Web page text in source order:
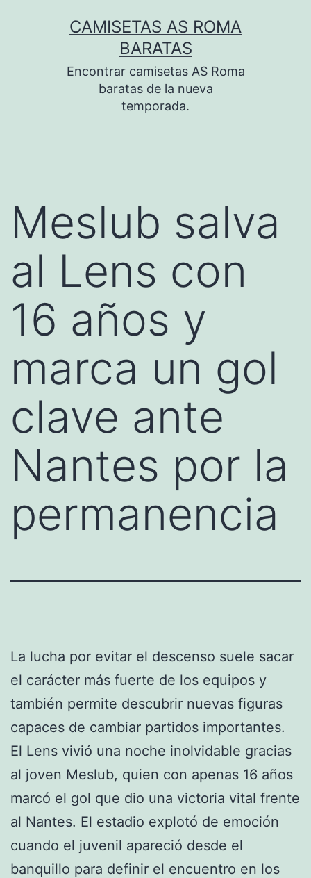
CAMISETAS AS ROMA
BARATAS
Encontrar camisetas AS Roma
baratas de la nueva
temporada.
Meslub salva
al Lens con
16 años y
marca un gol
clave ante
Nantes por la
permanencia
La lucha por evitar el descenso suele sacar
el carácter más fuerte de los equipos y
también permite descubrir nuevas figuras
capaces de cambiar partidos importantes.
El Lens vivió una noche inolvidable gracias
al joven Meslub, quien con apenas 16 años
marcó el gol que dio una victoria vital frente
al Nantes. El estadio explotó de emoción
cuando el juvenil apareció desde el
banquillo para definir el encuentro en los